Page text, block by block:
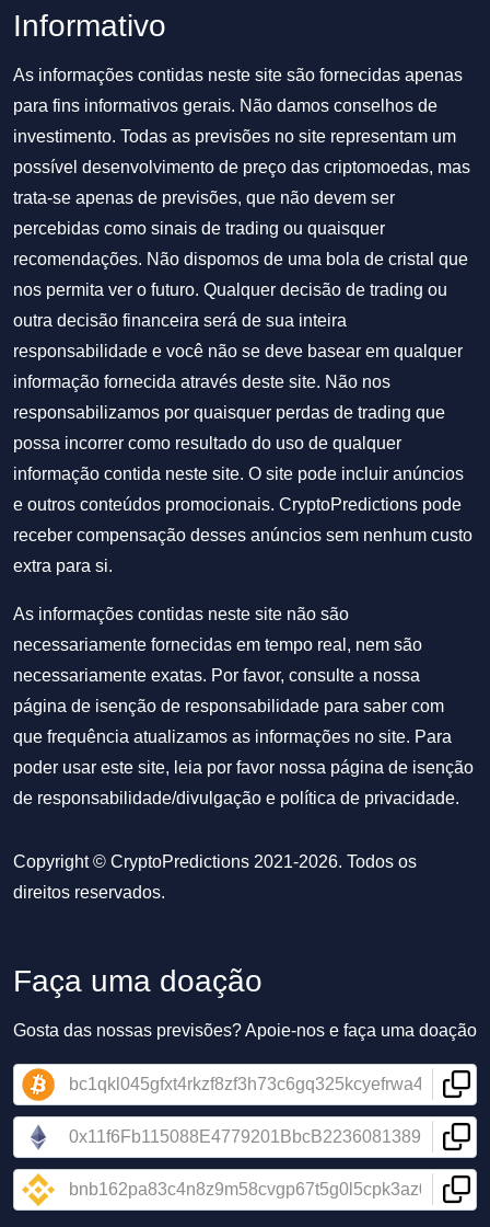
Informativo
As informações contidas neste site são fornecidas apenas
para fins informativos gerais. Não damos conselhos de
investimento. Todas as previsões no site representam um
possível desenvolvimento de preço das criptomoedas, mas
trata-se apenas de previsões, que não devem ser
percebidas como sinais de trading ou quaisquer
recomendações. Não dispomos de uma bola de cristal que
nos permita ver o futuro. Qualquer decisão de trading ou
outra decisão financeira será de sua inteira
responsabilidade e você não se deve basear em qualquer
informação fornecida através deste site. Não nos
responsabilizamos por quaisquer perdas de trading que
possa incorrer como resultado do uso de qualquer
informação contida neste site. O site pode incluir anúncios
e outros conteúdos promocionais. CryptoPredictions pode
receber compensação desses anúncios sem nenhum custo
extra para si.
As informações contidas neste site não são
necessariamente fornecidas em tempo real, nem são
necessariamente exatas. Por favor, consulte a nossa
página de isenção de responsabilidade para saber com
que frequência atualizamos as informações no site. Para
poder usar este site, leia por favor nossa página de isenção
de responsabilidade/divulgação e política de privacidade.
Copyright © CryptoPredictions 2021-2026. Todos os
direitos reservados.
Faça uma doação
Gosta das nossas previsões? Apoie-nos e faça uma doação